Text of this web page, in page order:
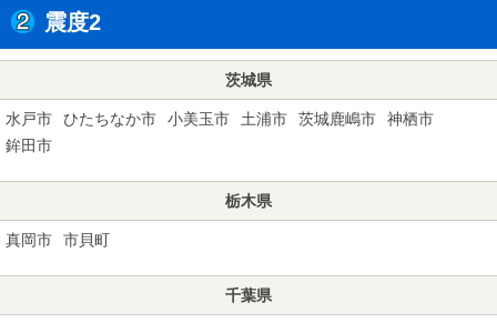
震度2
茨城県
水戸市 ひたちなか市 小美玉市 土浦市 茨城鹿嶋市
神栖市
鉾田市
栃木県
真岡市 市貝町
千葉県